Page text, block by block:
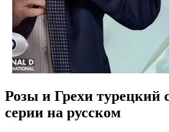
Розы и Грехи турецкий
серии на русском